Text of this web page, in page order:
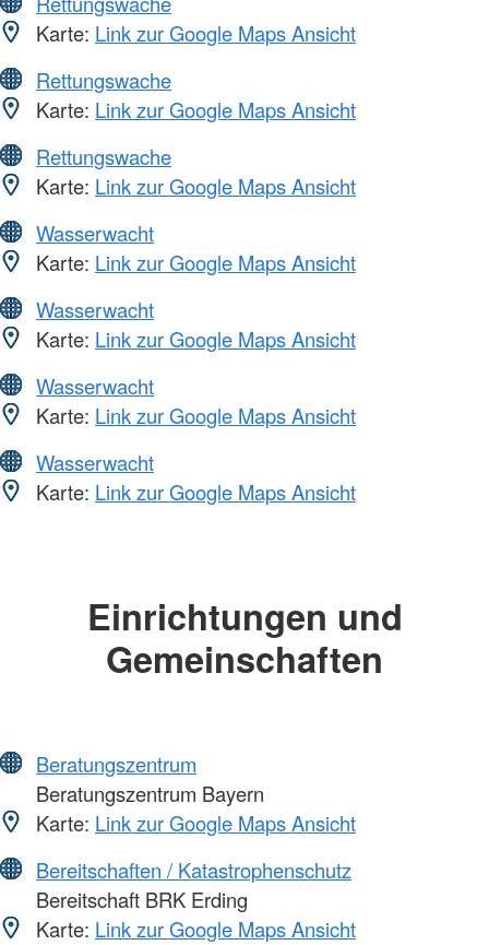
Karte: Link zur Google Maps Ansicht
Rettungswache
Karte: Link zur Google Maps Ansicht
Rettungswache
Karte: Link zur Google Maps Ansicht
Wasserwacht
Karte: Link zur Google Maps Ansicht
Wasserwacht
Karte: Link zur Google Maps Ansicht
Wasserwacht
Karte: Link zur Google Maps Ansicht
Wasserwacht
Karte: Link zur Google Maps Ansicht
Einrichtungen und
Gemeinschaften
Beratungszentrum
Beratungszentrum Bayern
Karte: Link zur Google Maps Ansicht
Bereitschaften / Katastrophenschutz
Bereitschaft BRK Erding
Karte: Link zur Google Maps Ansicht